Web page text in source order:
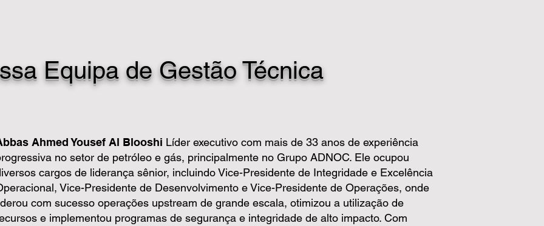
Equipa de Gestão Técnica
Ahmed Yousef Al Blooshi Líder executivo com mais de 33 anos de experiência
no setor de petróleo e gás, principalmente no Grupo ADNOC. Ele ocupou
cargos de liderança sênior, incluindo Vice-Presidente de Integridade e Excelência
Vice-Presidente de Desenvolvimento e Vice-Presidente de Operações, onde
com sucesso operações upstream de grande escala, otimizou a utilização de
e implementou programas de segurança e integridade de alto impacto. Com